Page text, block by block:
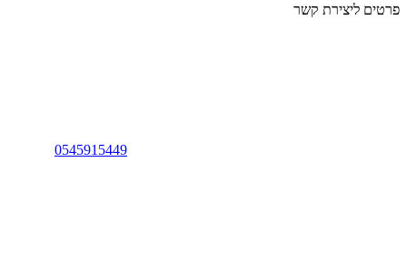
פרטים ליצירת קשר
0545915449